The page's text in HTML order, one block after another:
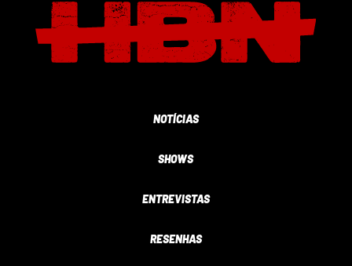
NOTÍCIAS
SHOWS
ENTREVISTAS
RESENHAS